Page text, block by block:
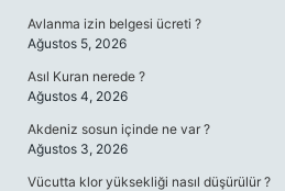
Avlanma izin belgesi ücreti ?
Ağustos 5, 2026
Asıl Kuran nerede ?
Ağustos 4, 2026
Akdeniz sosun içinde ne var ?
Ağustos 3, 2026
Vücutta klor yüksekliği nasıl düşürülür ?